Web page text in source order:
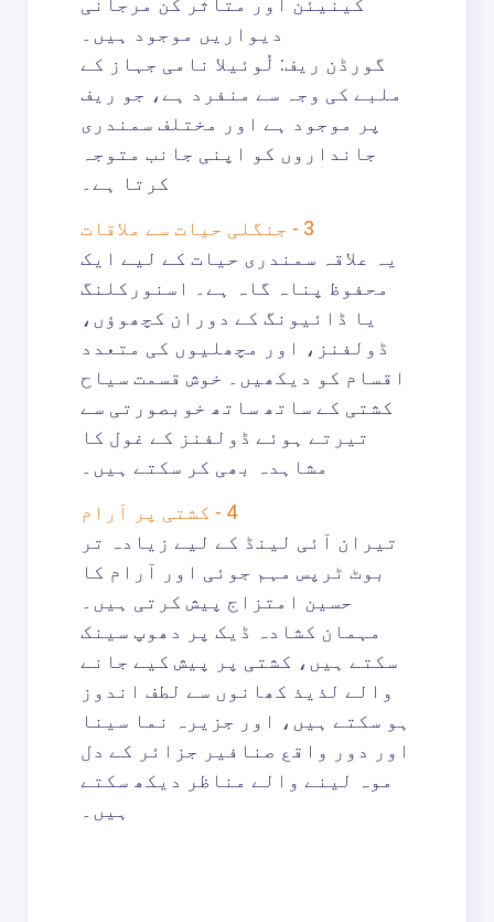
دیواریں موجود ہیں۔
گورڈن ریف: لُوئیلا نامی جہاز کے
ملبے کی وجہ سے منفرد ہے، جو ریف
پر موجود ہے اور مختلف سمندری
جانداروں کو اپنی جانب متوجہ
کرتا ہے۔
3 - جنگلی حیات سے ملاقات
یہ علاقہ سمندری حیات کے لیے ایک
محفوظ پناہ گاہ ہے۔ اسنورکلنگ
یا ڈائیونگ کے دوران کچھوؤں،
ڈولفنز، اور مچھلیوں کی متعدد
اقسام کو دیکھیں۔ خوش قسمت سیاح
کشتی کے ساتھ ساتھ خوبصورتی سے
تیرتے ہوئے ڈولفنز کے غول کا
مشاہدہ بھی کر سکتے ہیں۔
4 - کشتی پر آرام
تیران آئی لینڈ کے لیے زیادہ تر
بوٹ ٹرپس مہم جوئی اور آرام کا
حسین امتزاج پیش کرتی ہیں۔
مہمان کشادہ ڈیک پر دھوپ سینک
سکتے ہیں، کشتی پر پیش کیے جانے
والے لذیذ کھانوں سے لطف اندوز
ہو سکتے ہیں، اور جزیرہ نما سینا
اور دور واقع صنافیر جزائر کے دل
موہ لینے والے مناظر دیکھ سکتے
ہیں۔